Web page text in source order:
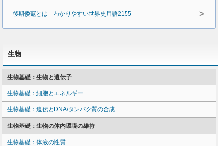
後期倭寇とは わかりやすい世界史用語2155 >
生物
生物基礎：生物と遺伝子
生物基礎：細胞とエネルギー
生物基礎：遺伝とDNA/タンパク質の合成
生物基礎：生物の体内環境の維持
生物基礎：体液の性質